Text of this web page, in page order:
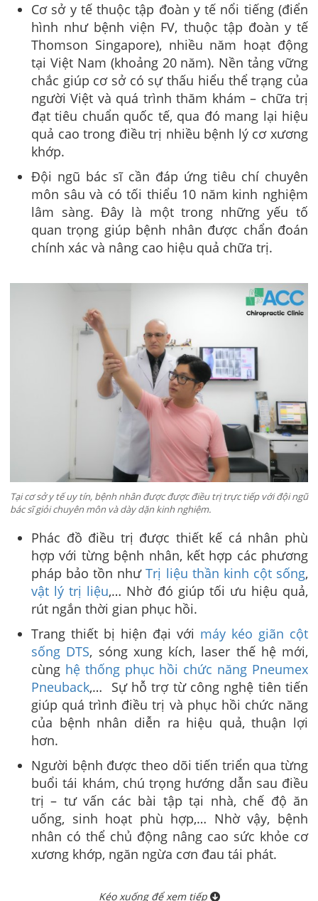
Cơ sở y tế thuộc tập đoàn y tế nổi tiếng (điển
hình như bệnh viện FV, thuộc tập đoàn y tế
Thomson Singapore), nhiều năm hoạt động
tại Việt Nam (khoảng 20 năm). Nền tảng vững
chắc giúp cơ sở có sự thấu hiểu thể trạng của
người Việt và quá trình thăm khám – chữa trị
đạt tiêu chuẩn quốc tế, qua đó mang lại hiệu
quả cao trong điều trị nhiều bệnh lý cơ xương
khớp.
Đội ngũ bác sĩ cần đáp ứng tiêu chí chuyên
môn sâu và có tối thiểu 10 năm kinh nghiệm
lâm sàng. Đây là một trong những yếu tố
quan trọng giúp bệnh nhân được chẩn đoán
chính xác và nâng cao hiệu quả chữa trị.
Tại cơ sở y tế uy tín, bệnh nhân được được điều trị trực tiếp với đội ngũ
bác sĩ giỏi chuyên môn và dày dặn kinh nghiệm.
Phác đồ điều trị được thiết kế cá nhân phù
hợp với từng bệnh nhân, kết hợp các phương
pháp bảo tồn nhưTrị liệu thần kinh cột sống,
vật lý trị liệu,… Nhờ đó giúp tối ưu hiệu quả,
rút ngắn thời gian phục hồi.
Trang thiết bị hiện đại với máy kéo giãn cột
sống DTS, sóng xung kích, laser thế hệ mới,
cùng hệ thống phục hồi chức năng Pneumex
Pneuback,… Sự hỗ trợ từ công nghệ tiên tiến
giúp quá trình điều trị và phục hồi chức năng
của bệnh nhân diễn ra hiệu quả, thuận lợi
hơn.
Người bệnh được theo dõi tiến triển qua từng
buổi tái khám, chú trọng hướng dẫn sau điều
trị – tư vấn các bài tập tại nhà, chế độ ăn
uống, sinh hoạt phù hợp,… Nhờ vậy, bệnh
nhân có thể chủ động nâng cao sức khỏe cơ
xương khớp, ngăn ngừa cơn đau tái phát.
Kéo xuống để xem tiếp